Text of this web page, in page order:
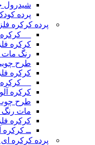
شیدرول
پرده
پرده کرکره
__ کرکره فلزی
کرکره فلزی
رنگ مات ۲۵.م.م
طرح چوبی ۲۵.م.م
کرکره فلزی
__ کرکره فلزی
کرکره
طرح چوب ۱۶.م.م
مات رنگ ۱۶.م.م
کرکره فلزی
ــ کرکره
پرده کرکره ای